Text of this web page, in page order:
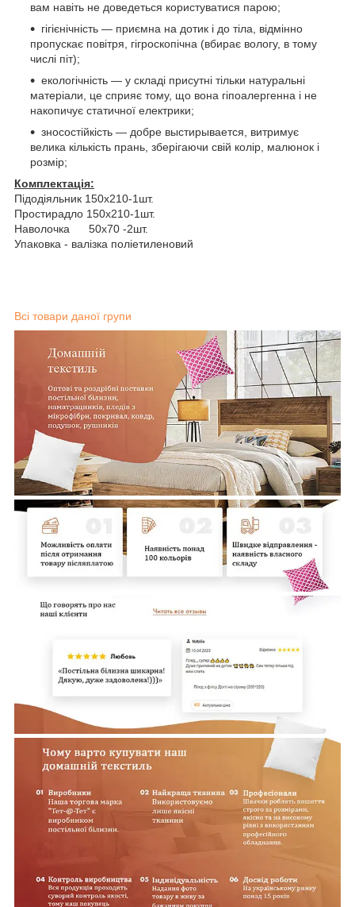
вам навіть не доведеться користуватися парою;
гігієнічність — приємна на дотик і до тіла, відмінно
пропускає повітря, гігроскопічна (вбирає вологу, в тому
числі піт);
екологічність — у складі присутні тільки натуральні
матеріали, це сприяє тому, що вона гіпоалергенна і не
накопичує статичної електрики;
зносостійкість — добре выстирывается, витримує
велика кількість прань, зберігаючи свій колір, малюнок і
розмір;
Комплектація:
Підодіяльник 150х210-1шт.
Простирадло 150х210-1шт.
Наволочка 50х70 -2шт.
Упаковка - валізка поліетиленовий
Всі товари даної групи